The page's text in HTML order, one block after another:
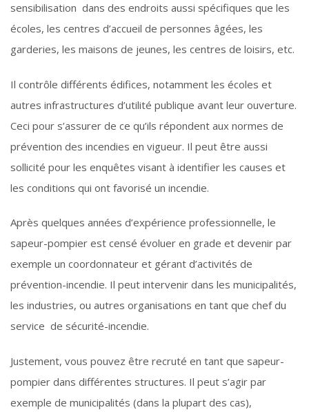
sensibilisation dans des endroits aussi spécifiques que les
écoles, les centres d’accueil de personnes âgées, les
garderies, les maisons de jeunes, les centres de loisirs, etc.
Il contrôle différents édifices, notamment les écoles et
autres infrastructures d’utilité publique avant leur ouverture.
Ceci pour s’assurer de ce qu’ils répondent aux normes de
prévention des incendies en vigueur. Il peut être aussi
sollicité pour les enquêtes visant à identifier les causes et
les conditions qui ont favorisé un incendie.
Après quelques années d’expérience professionnelle, le
sapeur-pompier est censé évoluer en grade et devenir par
exemple un coordonnateur et gérant d’activités de
prévention-incendie. Il peut intervenir dans les municipalités,
les industries, ou autres organisations en tant que chef du
service de sécurité-incendie.
Justement, vous pouvez être recruté en tant que sapeur-
pompier dans différentes structures. Il peut s’agir par
exemple de municipalités (dans la plupart des cas),